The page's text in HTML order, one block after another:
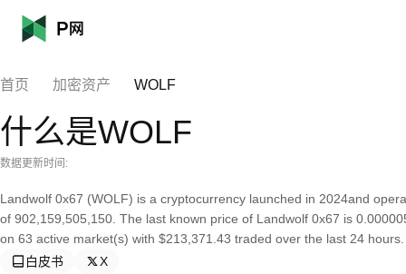
首页 加密资产 WOLF
什么是WOLF
数据更新时间:
Landwolf 0x67 (WOLF) is a cryptocurrency launched in 2024and
of 902,159,505,150. The last known price of Landwolf 0x67 is
on 63 active market(s) with $213,371.43 traded over the last 24
白皮书
X